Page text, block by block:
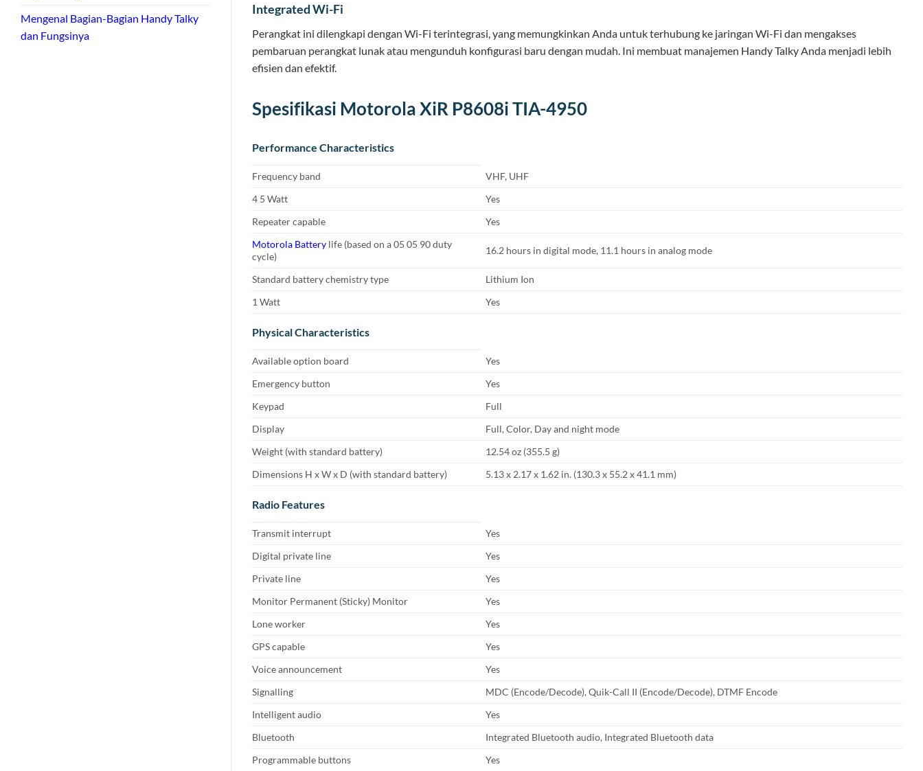
Mengenal Bagian-Bagian Handy Talky
dan Fungsinya
Integrated Wi-Fi
Perangkat ini dilengkapi dengan Wi-Fi terintegrasi, yang memungkinkan Anda untuk terhubung ke jaringan Wi-Fi dan mengakses
pembaruan perangkat lunak atau mengunduh konfigurasi baru dengan mudah. Ini membuat manajemen Handy Talky Anda menjadi lebih
efisien dan efektif.
Spesifikasi Motorola XiR P8608i TIA-4950
Performance Characteristics
Frequency band
VHF, UHF
4 5 Watt
Yes
Repeater capable
Yes
Motorola Battery life (based on a 05 05 90 duty
cycle)
16.2 hours in digital mode, 11.1 hours in analog mode
Standard battery chemistry type
Lithium Ion
1 Watt
Yes
Physical Characteristics
Available option board
Yes
Emergency button
Yes
Keypad
Full
Display
Full, Color, Day and night mode
Weight (with standard battery)
12.54 oz (355.5 g)
Dimensions H x W x D (with standard battery)
5.13 x 2.17 x 1.62 in. (130.3 x 55.2 x 41.1 mm)
Radio Features
Transmit interrupt
Yes
Digital private line
Yes
Private line
Yes
Monitor Permanent (Sticky) Monitor
Yes
Lone worker
Yes
GPS capable
Yes
Voice announcement
Yes
Signalling
MDC (Encode/Decode), Quik-Call II (Encode/Decode), DTMF Encode
Intelligent audio
Yes
Bluetooth
Integrated Bluetooth audio, Integrated Bluetooth data
Programmable buttons
Yes